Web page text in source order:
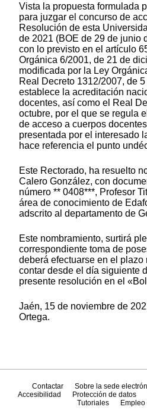
Vista la propuesta formulada
para juzgar el concurso de
Resolución de esta
de 2021 (BOE de 29 de junio
con lo previsto en el artículo
Orgánica 6/2001, de 21 de
modificada por la Ley
Real Decreto 1312/2007, de
establece la acreditación
docentes, así como el Real
octubre, por el que se regula
de acceso a cuerpos
presentada por el interesado
hace referencia el punto
Este Rectorado, ha resuelto
Calero González, con
número ** 0408***, Profesor
área de conocimiento de
adscrito al departamento de
Este nombramiento, surtirá
correspondiente toma de
deberá efectuarse en el
contar desde el día siguiente
presente resolución en el
Jaén, 15 de noviembre de
Ortega.
Contactar Sobre la sede
Accesibilidad
Protección de datos
Tutoriales
Empleo